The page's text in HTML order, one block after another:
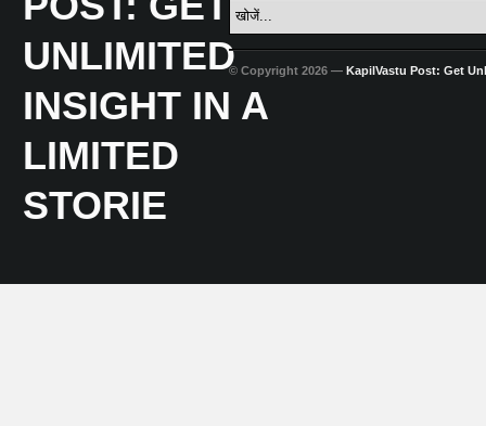
© Copyright 2026 — KapilVastu Post: Get